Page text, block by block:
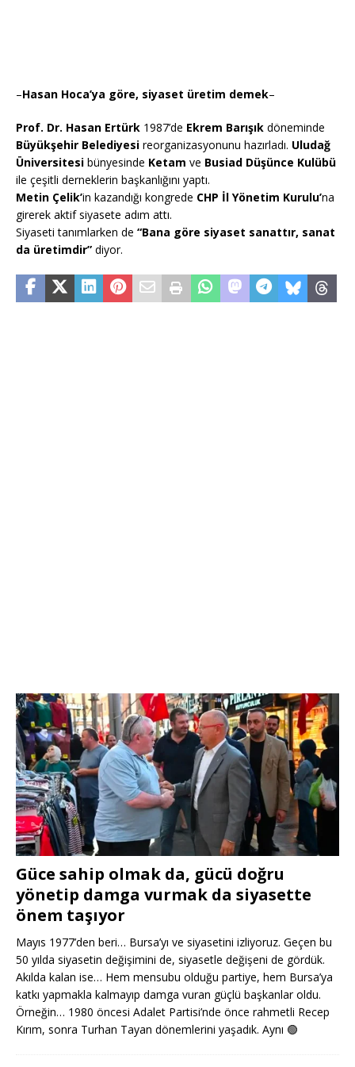
–Hasan Hoca’ya göre, siyaset üretim demek–
Prof. Dr. Hasan Ertürk 1987’de Ekrem Barışık döneminde
Büyükşehir Belediyesi reorganizasyonunu hazırladı. Uludağ
Üniversitesi bünyesinde Ketam ve Busiad Düşünce Kulübü
ile çeşitli derneklerin başkanlığını yaptı.
Metin Çelik’in kazandığı kongrede CHP İl Yönetim Kurulu’na
girerek aktif siyasete adım attı.
Siyaseti tanımlarken de “Bana göre siyaset sanattır, sanat
da üretimdir” diyor.
Güce sahip olmak da, gücü doğru
yönetip damga vurmak da siyasette
önem taşıyor
Mayıs 1977’den beri… Bursa’yı ve siyasetini izliyoruz. Geçen bu
50 yılda siyasetin değişimini de, siyasetle değişeni de gördük.
Akılda kalan ise… Hem mensubu olduğu partiye, hem Bursa’ya
katkı yapmakla kalmayıp damga vuran güçlü başkanlar oldu.
Örneğin… 1980 öncesi Adalet Partisi’nde önce rahmetli Recep
Kırım, sonra Turhan Tayan dönemlerini yaşadık. Aynı 🟢